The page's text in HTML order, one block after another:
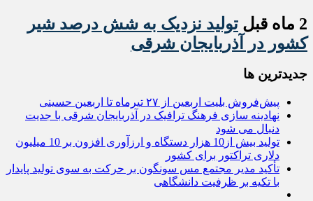
2 ماه قبل
تولید نزدیک به شش درصد شیر
کشور در آذربایجان شرقی
جديدترين ها
پیش‌فروش بلیت اربعین از ۲۷ تیرماه تا اربعین حسینی
نهادینه سازی فرهنگ ترافیک در آذربایجان شرقی با جدیت
دنبال می شود
تولید بیش از10 هزار دستگاه و ارزآوری افزون بر 10 میلیون
دلاری تراکتور برای کشور
تأکید مدیر مجتمع مس سونگون بر حرکت به سوی تولید پایدار
با تکیه بر ظرفیت دانشگاهی